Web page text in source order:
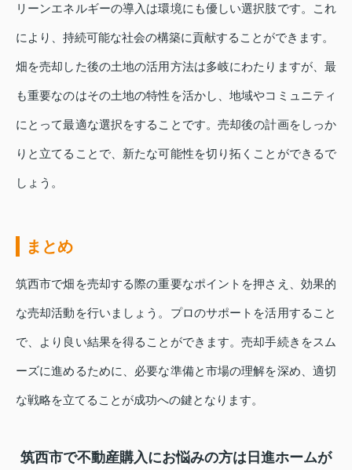
リーンエネルギーの導入は環境にも優しい選択肢です。これ
により、持続可能な社会の構築に貢献することができます。
畑を売却した後の土地の活用方法は多岐にわたりますが、最
も重要なのはその土地の特性を活かし、地域やコミュニティ
にとって最適な選択をすることです。売却後の計画をしっか
りと立てることで、新たな可能性を切り拓くことができるで
しょう。
まとめ
筑西市で畑を売却する際の重要なポイントを押さえ、効果的
な売却活動を行いましょう。プロのサポートを活用すること
で、より良い結果を得ることができます。売却手続きをスム
ーズに進めるために、必要な準備と市場の理解を深め、適切
な戦略を立てることが成功への鍵となります。
筑西市で不動産購入にお悩みの方は日進ホームが